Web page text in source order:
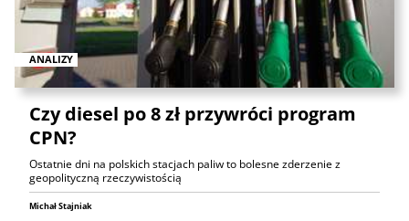
ANALIZY
Czy diesel po 8 zł przywróci program
CPN?
Ostatnie dni na polskich stacjach paliw to bolesne zderzenie z
geopolityczną rzeczywistością
Michał Stajniak